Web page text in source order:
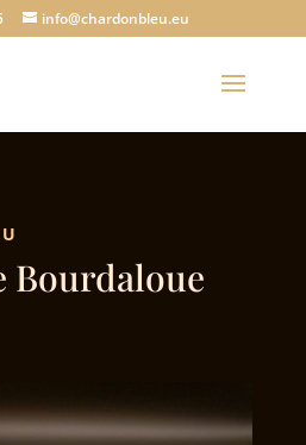
info@chardonbleu.eu
Bourdaloue